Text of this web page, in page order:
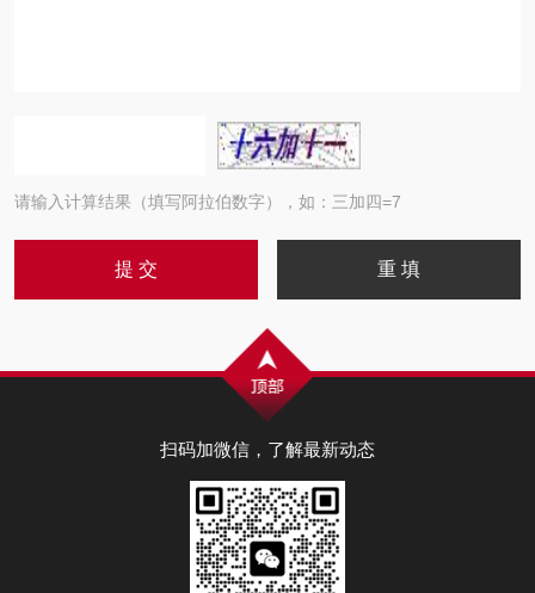
请输入计算结果（填写阿拉伯数字），如：三加四=7
扫码加微信，了解最新动态